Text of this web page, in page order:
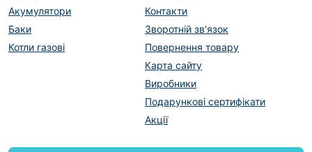
Акумулятори
Баки
Котли газові
Контакти
Зворотній зв'язок
Повернення товару
Карта сайту
Виробники
Подарункові сертифікати
Акції